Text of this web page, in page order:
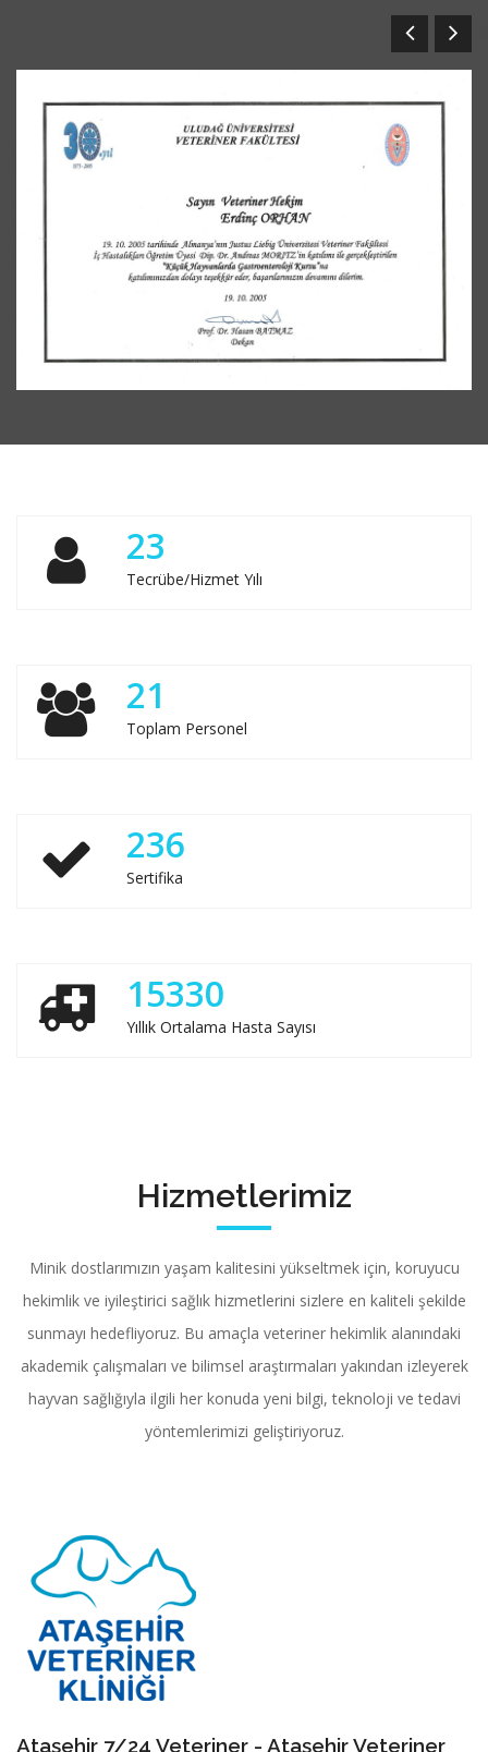
23
Tecrübe/Hizmet Yılı
21
Toplam Personel
236
Sertifika
15330
Yıllık Ortalama Hasta Sayısı
Hizmetlerimiz
Minik dostlarımızın yaşam kalitesini yükseltmek için, koruyucu
hekimlik ve iyileştirici sağlık hizmetlerini sizlere en kaliteli şekilde
sunmayı hedefliyoruz. Bu amaçla veteriner hekimlik alanındaki
akademik çalışmaları ve bilimsel araştırmaları yakından izleyerek
hayvan sağlığıyla ilgili her konuda yeni bilgi, teknoloji ve tedavi
yöntemlerimizi geliştiriyoruz.
Ataşehir 7/24 Veteriner - Ataşehir Veteriner